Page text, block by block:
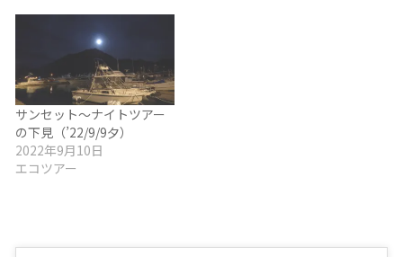
サンセット～ナイトツアー
の下見（’22/9/9夕）
2022年9月10日
エコツアー